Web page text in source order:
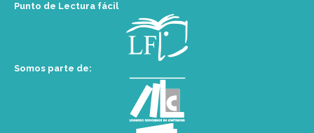
Punto de Lectura fácil
Somos parte de: